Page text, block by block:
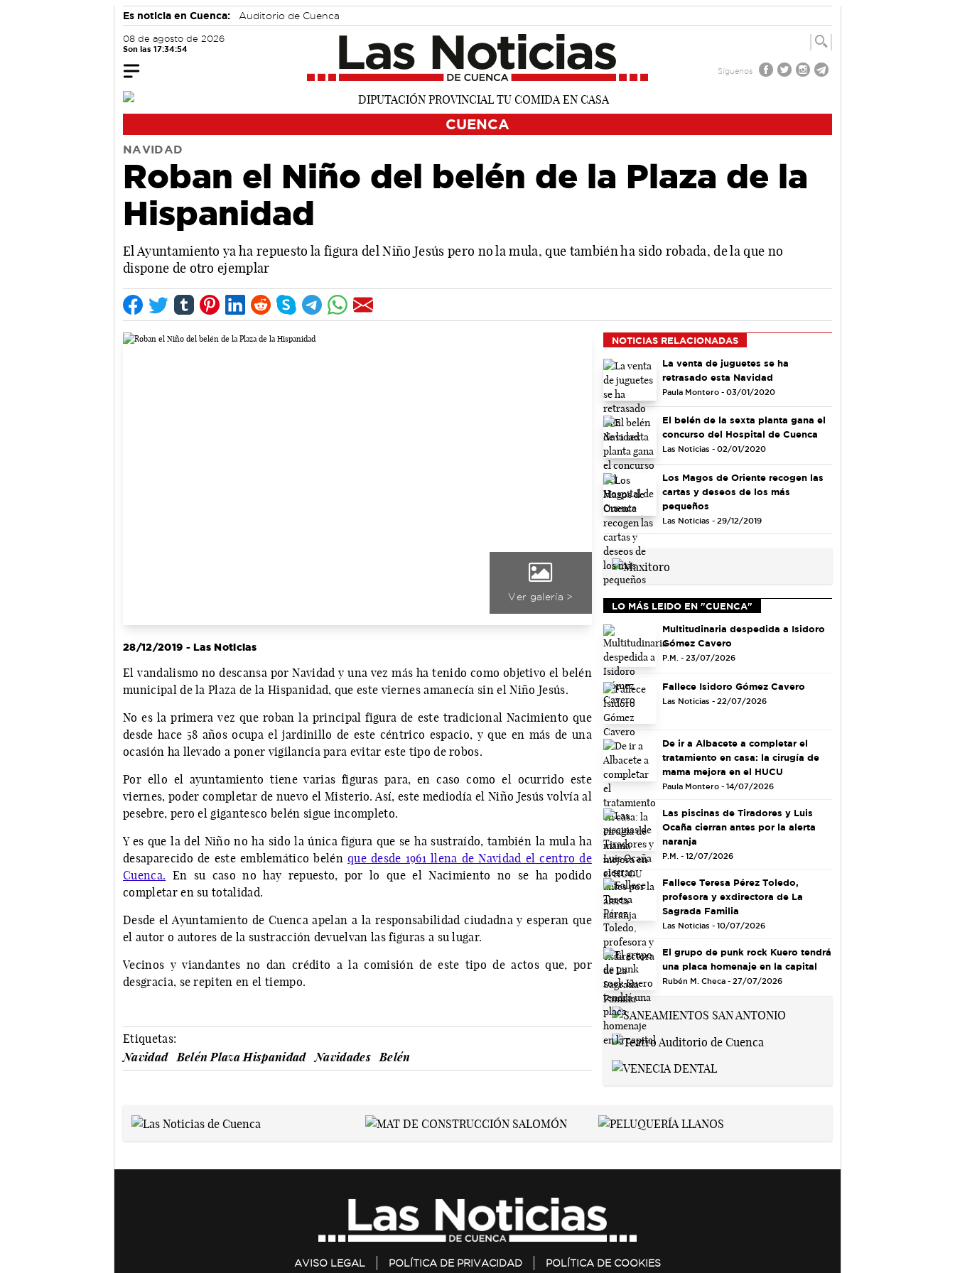
Es noticia en Cuenca: Auditorio de Cuenca
08 de agosto de 2026
Son las 17:34:54
Síguenos
CUENCA
NAVIDAD
Roban el Niño del belén de la Plaza de la
Hispanidad
El Ayuntamiento ya ha repuesto la figura del Niño Jesús pero no la mula, que también ha sido robada, de la que no
dispone de otro ejemplar
Ver galería >
28/12/2019 - Las Noticias
El vandalismo no descansa por Navidad y una vez más ha tenido como objetivo el belén
municipal de la Plaza de la Hispanidad, que este viernes amanecía sin el Niño Jesús.
No es la primera vez que roban la principal figura de este tradicional Nacimiento que
desde hace 58 años ocupa el jardinillo de este céntrico espacio, y que en más de una
ocasión ha llevado a poner vigilancia para evitar este tipo de robos.
Por ello el ayuntamiento tiene varias figuras para, en caso como el ocurrido este
viernes, poder completar de nuevo el Misterio. Así, este mediodía el Niño Jesús volvía al
pesebre, pero el gigantesco belén sigue incompleto.
Y es que la del Niño no ha sido la única figura que se ha sustraído, también la mula ha
desaparecido de este emblemático belénque desde 1961 llena de Navidad el centro de
Cuenca. En su caso no hay repuesto, por lo que el Nacimiento no se ha podido
completar en su totalidad.
Desde el Ayuntamiento de Cuenca apelan a la responsabilidad ciudadna y esperan que
el autor o autores de la sustracción devuelvan las figuras a su lugar.
Vecinos y viandantes no dan crédito a la comisión de este tipo de actos que, por
desgracia, se repiten en el tiempo.
Etiquetas:
Navidad
Belén Plaza Hispanidad Navidades Belén
NOTICIAS RELACIONADAS
La venta de juguetes se ha
retrasado esta Navidad
Paula Montero - 03/01/2020
El belén de la sexta planta gana el
concurso del Hospital de Cuenca
Las Noticias - 02/01/2020
Los Magos de Oriente recogen las
cartas y deseos de los más
pequeños
Las Noticias - 29/12/2019
LO MÁS LEIDO EN "CUENCA"
Multitudinaria despedida a Isidoro
Gómez Cavero
P.M. - 23/07/2026
Fallece Isidoro Gómez Cavero
Las Noticias - 22/07/2026
De ir a Albacete a completar el
tratamiento en casa: la cirugía de
mama mejora en el HUCU
Paula Montero - 14/07/2026
Las piscinas de Tiradores y Luis
Ocaña cierran antes por la alerta
naranja
P.M. - 12/07/2026
Fallece Teresa Pérez Toledo,
profesora y exdirectora de La
Sagrada Familia
Las Noticias - 10/07/2026
El grupo de punk rock Kuero tendrá
una placa homenaje en la capital
Rubén M. Checa - 27/07/2026
AVISO LEGAL POLÍTICA DE PRIVACIDAD POLÍTICA DE COOKIES